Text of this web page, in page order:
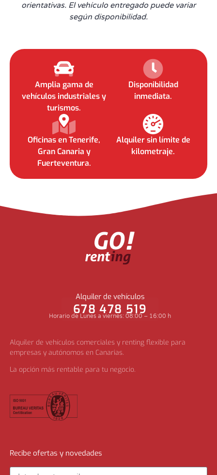
orientativas. El vehículo entregado puede variar
según disponibilidad.
Amplia gama de
vehículos industriales y
turismos.
Disponibilidad
inmediata.
Oficinas en Tenerife,
Gran Canaria y
Fuerteventura.
Alquiler sin límite de
kilometraje.
Alquiler de vehículos
678 478 519
Horario de Lunes a viernes: 08:00 – 16:00 h
Alquiler de vehículos comerciales y renting flexible para
empresas y autónomos en Canarias.
La opción más rentable para tu negocio.
Recibe ofertas y novedades